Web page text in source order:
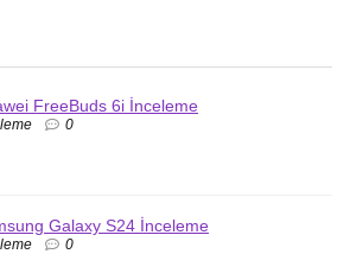
FreeBuds 6i İnceleme
0
Galaxy S24 İnceleme
0